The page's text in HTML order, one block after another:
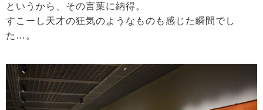
というから、その言葉に納得。
すこーし天才の狂気のようなものも感じた瞬間でし
た…。